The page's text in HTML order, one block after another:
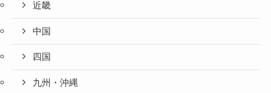
近畿
中国
四国
九州・沖縄